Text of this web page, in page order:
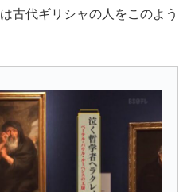
は古代ギリシャの人をこのよう